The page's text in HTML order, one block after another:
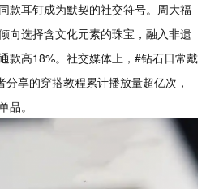
款耳钉成为默契的社交符号。周大福
向选择含文化元素的珠宝，融入非遗
款高18%。社交媒体上，#钻石日常戴
享的穿搭教程累计播放量超亿次，
品。